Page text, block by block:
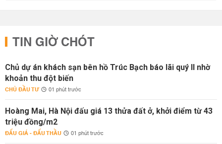
TIN GIỜ CHÓT
Chủ dự án khách sạn bên hồ Trúc Bạch báo lãi quý II nhờ
khoản thu đột biến
CHỦ ĐẦU TƯ 01 phút trước
Hoàng Mai, Hà Nội đấu giá 13 thửa đất ở, khởi điểm từ 43
triệu đồng/m2
ĐẤU GIÁ - ĐẤU THẦU 01 phút trước